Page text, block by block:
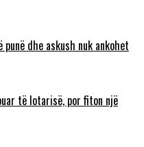
dhe askush nuk ankohet
të lotarisë, por fiton një